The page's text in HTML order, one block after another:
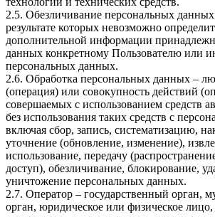
2.5. Обезличивание персональных
результате которых невозможно
дополнительной информации
данных конкретному Пользователю или
персональных данных.
2.6. Обработка персональных данных –
(операция) или совокупность действий
совершаемых с использованием средств
без использования таких средств с
включая сбор, запись, систематизацию,
уточнение (обновление, изменение),
использование, передачу
доступ), обезличивание, блокирование,
уничтожение персональных данных.
2.7. Оператор – государственный орган,
орган, юридическое или физическое лицо,